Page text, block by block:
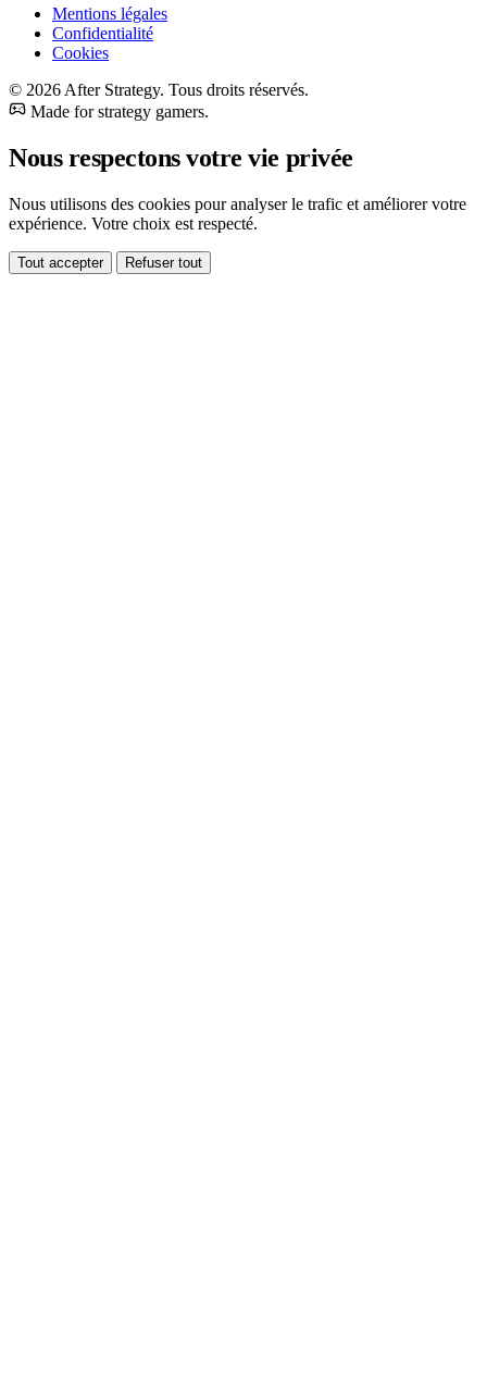
Mentions légales
Confidentialité
Cookies
© 2026 After Strategy. Tous droits réservés.
Made for strategy gamers.
Nous respectons votre vie privée
Nous utilisons des cookies pour analyser le trafic et améliorer votre
expérience. Votre choix est respecté.
Tout accepter Refuser tout